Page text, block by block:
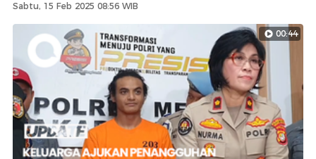
Sabtu, 15 Feb 2025 08:56 WIB
00:44